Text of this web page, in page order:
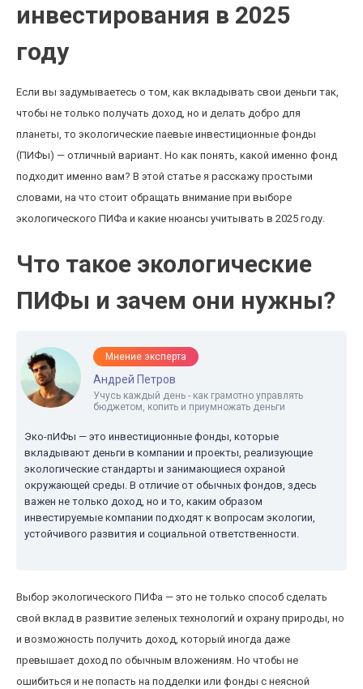
инвестирования в 2025
году
Если вы задумываетесь о том, как вкладывать свои деньги так,
чтобы не только получать доход, но и делать добро для
планеты, то экологические паевые инвестиционные фонды
(ПИФы) — отличный вариант. Но как понять, какой именно фонд
подходит именно вам? В этой статье я расскажу простыми
словами, на что стоит обращать внимание при выборе
экологического ПИФа и какие нюансы учитывать в 2025 году.
Что такое экологические
ПИФы и зачем они нужны?
Мнение эксперта
Андрей Петров
Учусь каждый день - как грамотно управлять
бюджетом, копить и приумножать деньги
Эко-пИФы — это инвестиционные фонды, которые
вкладывают деньги в компании и проекты, реализующие
экологические стандарты и занимающиеся охраной
окружающей среды. В отличие от обычных фондов, здесь
важен не только доход, но и то, каким образом
инвестируемые компании подходят к вопросам экологии,
устойчивого развития и социальной ответственности.
Выбор экологического ПИФа — это не только способ сделать
свой вклад в развитие зеленых технологий и охрану природы, но
и возможность получить доход, который иногда даже
превышает доход по обычным вложениям. Но чтобы не
ошибиться и не попасть на подделки или фонды с неясной